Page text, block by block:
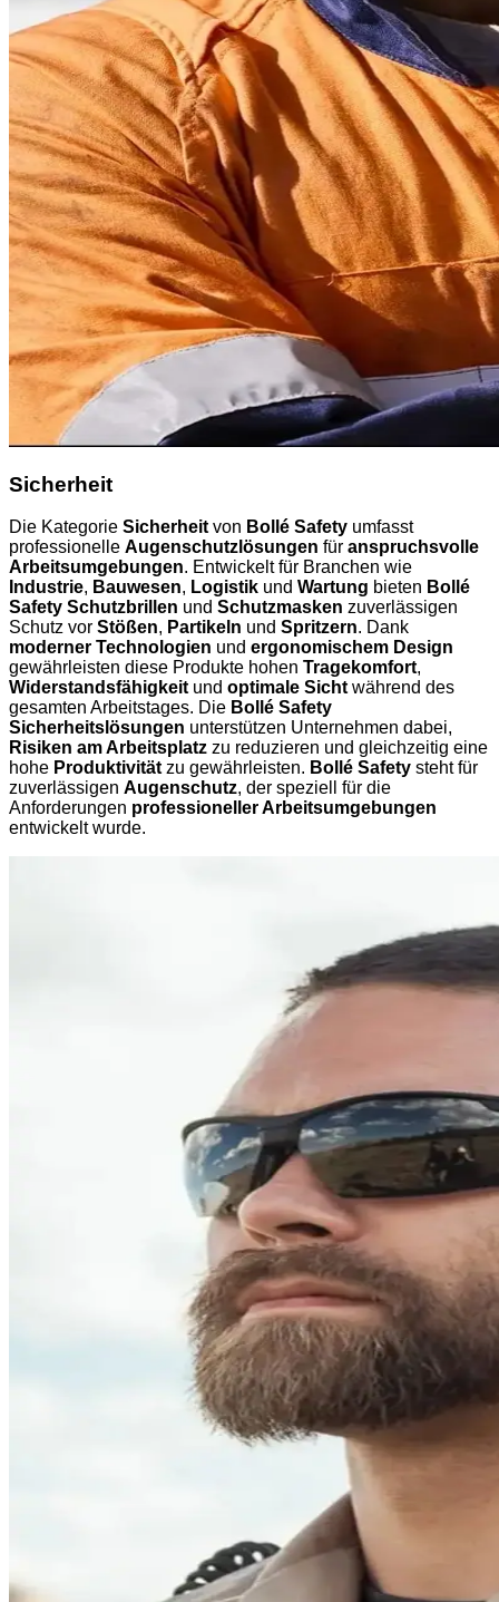
Sicherheit
Die Kategorie Sicherheit von Bollé Safety umfasst
professionelle Augenschutzlösungen für anspruchsvolle
Arbeitsumgebungen. Entwickelt für Branchen wie
Industrie, Bauwesen, Logistik und Wartung bieten Bollé
Safety Schutzbrillen und Schutzmasken zuverlässigen
Schutz vor Stößen, Partikeln und Spritzern. Dank
moderner Technologien und ergonomischem Design
gewährleisten diese Produkte hohen Tragekomfort,
Widerstandsfähigkeit und optimale Sicht während des
gesamten Arbeitstages. Die Bollé Safety
Sicherheitslösungen unterstützen Unternehmen dabei,
Risiken am Arbeitsplatz zu reduzieren und gleichzeitig eine
hohe Produktivität zu gewährleisten. Bollé Safety steht für
zuverlässigen Augenschutz, der speziell für die
Anforderungen professioneller Arbeitsumgebungen
entwickelt wurde.